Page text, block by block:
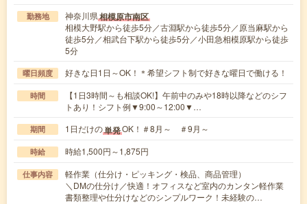
勤務地 神奈川県相模原市南区
相模大野駅から徒歩5分／古淵駅から徒歩5分／原当麻駅から
徒歩5分／相武台下駅から徒歩5分／小田急相模原駅から徒歩
5分
曜日頻度 好きな日1日～OK！＊希望シフト制で好きな曜日で働ける！
時間
【1日3時間～も相談OK!】午前中のみや18時以降などのシフ
トあり！シフト例▼9:00～12:00▼…
期間 1日だけの単発OK！＃8月～ ＃9月～
時給 時給1,500円～1,875円
仕事内容
軽作業（仕分け・ピッキング・検品、商品管理）
＼DMの仕分け／快適！オフィスなど室内のカンタン軽作業
書類整理や仕分けなどのシンプルワーク！未経験の…